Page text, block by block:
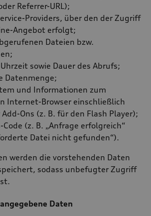
Referrer-URL);
Providers, über den der Zugriff
Angebot erfolgt;
Dateien bzw.
sowie Dauer des Abrufs;
Datenmenge;
und Informationen zum
Internet-Browser einschließlich
Ons (z. B. für den Flash Player);
(z. B. „Anfrage erfolgreich“
Datei nicht gefunden“).
werden die vorstehenden Daten
sodass unbefugter Zugriff
Daten